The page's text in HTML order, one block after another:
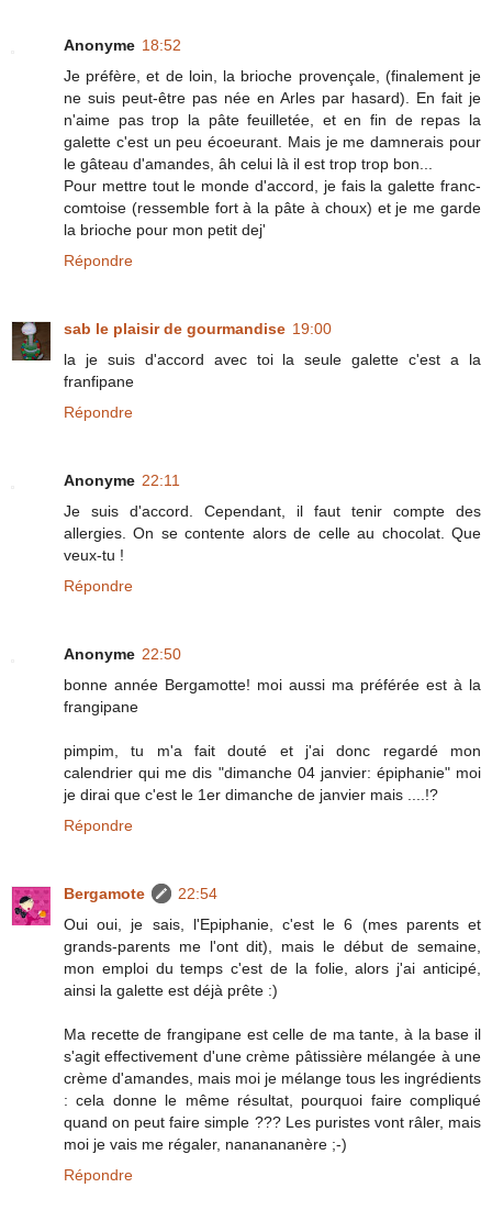
Anonyme 18:52
Je préfère, et de loin, la brioche provençale, (finalement je
ne suis peut-être pas née en Arles par hasard). En fait je
n'aime pas trop la pâte feuilletée, et en fin de repas la
galette c'est un peu écoeurant. Mais je me damnerais pour
le gâteau d'amandes, âh celui là il est trop trop bon...
Pour mettre tout le monde d'accord, je fais la galette franc-
comtoise (ressemble fort à la pâte à choux) et je me garde
la brioche pour mon petit dej'
Répondre
sab le plaisir de gourmandise 19:00
la je suis d'accord avec toi la seule galette c'est a la
franfipane
Répondre
Anonyme 22:11
Je suis d'accord. Cependant, il faut tenir compte des
allergies. On se contente alors de celle au chocolat. Que
veux-tu !
Répondre
Anonyme 22:50
bonne année Bergamotte! moi aussi ma préférée est à la
frangipane
pimpim, tu m'a fait douté et j'ai donc regardé mon
calendrier qui me dis "dimanche 04 janvier: épiphanie" moi
je dirai que c'est le 1er dimanche de janvier mais ....!?
Répondre
Bergamote
22:54
Oui oui, je sais, l'Epiphanie, c'est le 6 (mes parents et
grands-parents me l'ont dit), mais le début de semaine,
mon emploi du temps c'est de la folie, alors j'ai anticipé,
ainsi la galette est déjà prête :)
Ma recette de frangipane est celle de ma tante, à la base il
s'agit effectivement d'une crème pâtissière mélangée à une
crème d'amandes, mais moi je mélange tous les ingrédients
: cela donne le même résultat, pourquoi faire compliqué
quand on peut faire simple ??? Les puristes vont râler, mais
moi je vais me régaler, nananananère ;-)
Répondre